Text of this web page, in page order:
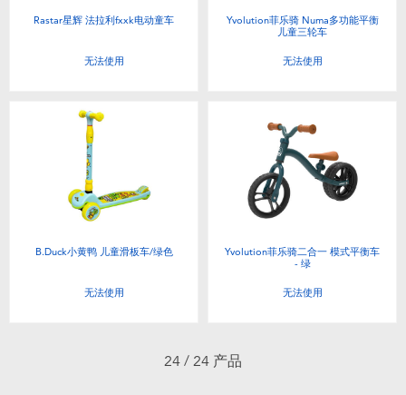
Rastar星辉 法拉利fxxk电动童车
无法使用
Yvolution菲乐骑 Numa多功能平衡
儿童三轮车
无法使用
B.Duck小黄鸭 儿童滑板车/绿色
无法使用
Yvolution菲乐骑二合一 模式平衡车
- 绿
无法使用
24 / 24 产品